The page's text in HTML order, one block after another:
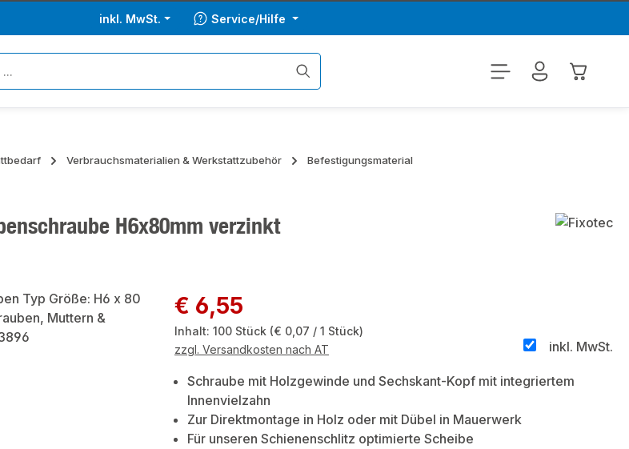
inkl. MwSt. Service/Hilfe
Verbrauchsmaterialien & Werkstattzubehör Befestigungsmaterial
H6x80mm verzinkt
Regulärer Preis:
€ 6,55
Inhalt: 100 Stück (€ 0,07 / 1 Stück)
inkl. MwSt.
zzgl. Versandkosten nach AT
Schraube mit Holzgewinde und Sechskant-Kopf mit integriertem
Innenvielzahn
Zur Direktmontage in Holz oder mit Dübel in Mauerwerk
Für unseren Schienenschlitz optimierte Scheibe